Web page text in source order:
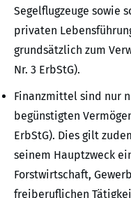
Segelflugzeuge sowie
privaten
grundsätzlich zum
Nr. 3 ErbStG).
Finanzmittel sind nur
begünstigten
ErbStG). Dies gilt
seinem Hauptzweck
Forstwirtschaft,
freiberuflichen